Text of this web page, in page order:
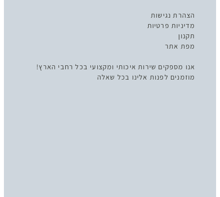
הצהרת נגישות
מדיניות פרטיות
תקנון
מפת אתר
אנו מספקים שירות איכותי ומקצועי בכל רחבי הארץ!
מוזמנים לפנות אלינו בכל שאלה